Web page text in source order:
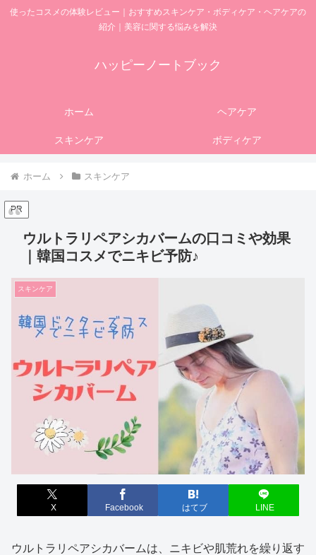
使ったコスメの体験レビュー｜おすすめスキンケア・ボディケア・ヘアケアの
紹介｜美容に関する悩みを解決
ハッピーノートブック
ホーム ヘアケア
スキンケア ボディケア
ホーム スキンケア
PR
ウルトラリペアシカバームの口コミや効果
｜韓国コスメでニキビ予防♪
スキンケア
X Facebook はてブ LINE
ウルトラリペアシカバームは、ニキビや肌荒れを繰り返す